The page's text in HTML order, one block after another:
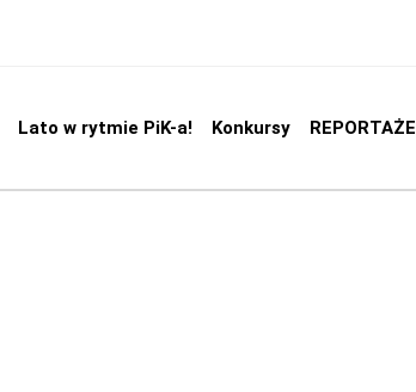
Lato w rytmie PiK-a! Konkursy REPORTAŻE